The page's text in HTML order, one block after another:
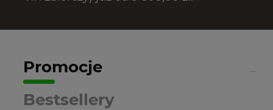
Promocje
Bestsellery